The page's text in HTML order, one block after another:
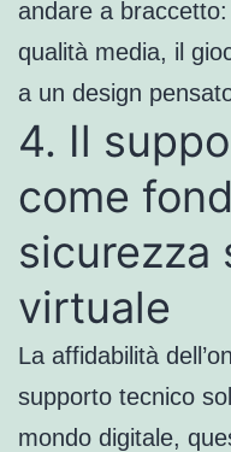
andare a
qualità media, il
a un design
4. Il
come
sicurezza
virtuale
La affidabilità
supporto tecnico
mondo digitale,